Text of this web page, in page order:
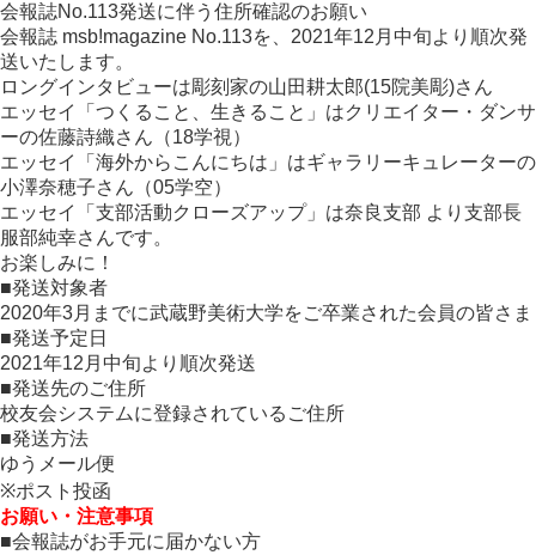
会報誌No.113発送に伴う住所確認のお願い
会報誌 msb!magazine No.113を、2021年12月中旬より順次発
送いたします。
ロングインタビューは彫刻家の山田耕太郎(15院美彫)さん
エッセイ「つくること、生きること」はクリエイター・ダンサ
ーの佐藤詩織さん（18学視）
エッセイ「海外からこんにちは」はギャラリーキュレーターの
小澤奈穂子さん（05学空）
エッセイ「支部活動クローズアップ」は奈良支部 より支部長
服部純幸さんです。
お楽しみに！
■発送対象者
2020年3月までに武蔵野美術大学をご卒業された会員の皆さま
■発送予定日
2021年12月中旬より順次発送
■発送先のご住所
校友会システムに登録されているご住所
■発送方法
ゆうメール便
※ポスト投函
お願い・注意事項
■会報誌がお手元に届かない方